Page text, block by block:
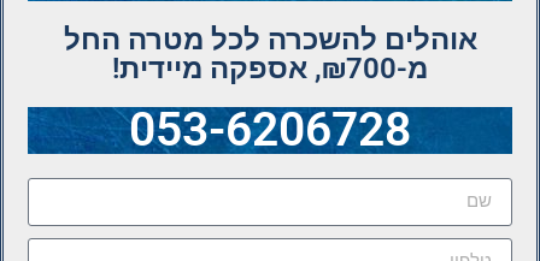
אוהלים להשכרה לכל מטרה החל
מ-₪700, אספקה מיידית!
053-6206728